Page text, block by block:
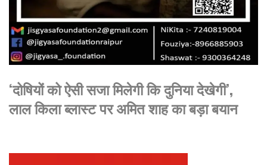
‘दोषियों को ऐसी सजा मिलेगी कि दुनिया देखेगी’,
लाल किला ब्लास्ट पर अमित शाह का बड़ा बयान